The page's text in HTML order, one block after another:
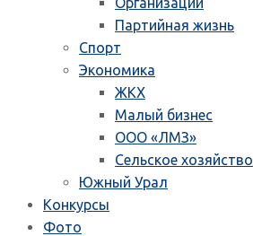
Партийная жизнь
Спорт
Экономика
ЖКХ
Малый бизнес
ООО «ЛМЗ»
Сельское хозяйство
Южный Урал
Конкурсы
Фото